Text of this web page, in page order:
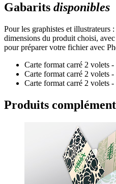
Gabarits disponibles
Pour les graphistes et illustrateurs
dimensions du produit choisi,
pour préparer votre fichier avec
Carte format carré 2 volets
Carte format carré 2 volets
Carte format carré 2 volets
Produits